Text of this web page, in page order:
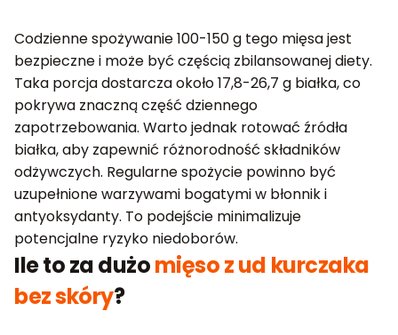
Codzienne spożywanie 100-150 g tego mięsa jest
bezpieczne i może być częścią zbilansowanej diety.
Taka porcja dostarcza około 17,8-26,7 g białka, co
pokrywa znaczną część dziennego
zapotrzebowania. Warto jednak rotować źródła
białka, aby zapewnić różnorodność składników
odżywczych. Regularne spożycie powinno być
uzupełnione warzywami bogatymi w błonnik i
antyoksydanty. To podejście minimalizuje
potencjalne ryzyko niedoborów.
Ile to za dużomięso z ud kurczaka
bez skóry?